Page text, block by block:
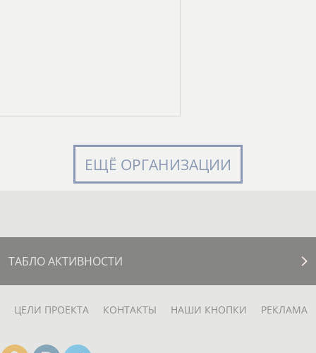
ЕЩЁ ОРГАНИЗАЦИИ
ТАБЛО АКТИВНОСТИ
ЦЕЛИ ПРОЕКТА КОНТАКТЫ НАШИ КНОПКИ РЕКЛАМА